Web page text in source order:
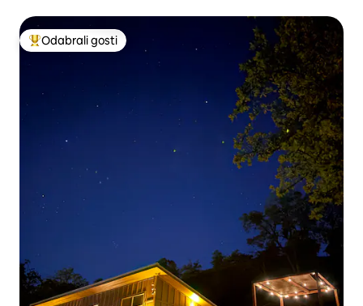
Među najviše rangiranima s oznakom „Odabrali gosti”
Odabrali gosti